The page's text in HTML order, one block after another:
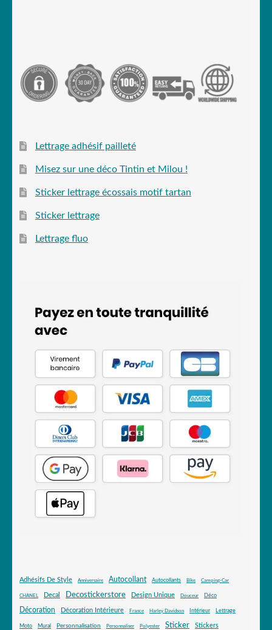
Lettrage adhésif pailleté
Misez sur une déco Tintin et Milou !
Sticker lettrage écossais motif tartan
Sticker lettrage
Lettrage fluo
Adhésifs De Style Anniversaire Autocollant Autocollants Bike Camping-Car
CHANEL Decal Decostickerstore Design Unique Douceur Déco
Décoration Décoration Intérieure France Harley Davidson Intérieur Lettrage
Moto Mural Personnalisation Personnaliser Polyester Sticker Stickers